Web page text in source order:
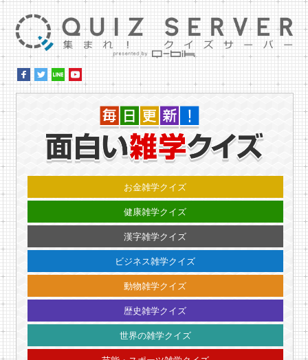
お金雑学クイズ
健康雑学クイズ
漢字雑学クイズ
ビジネス雑学クイズ
動物雑学クイズ
歴史雑学クイズ
世界の雑学クイズ